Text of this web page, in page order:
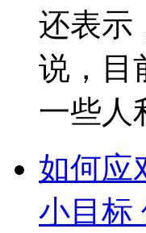
还表示
说，目
一些人
如何应
小目标